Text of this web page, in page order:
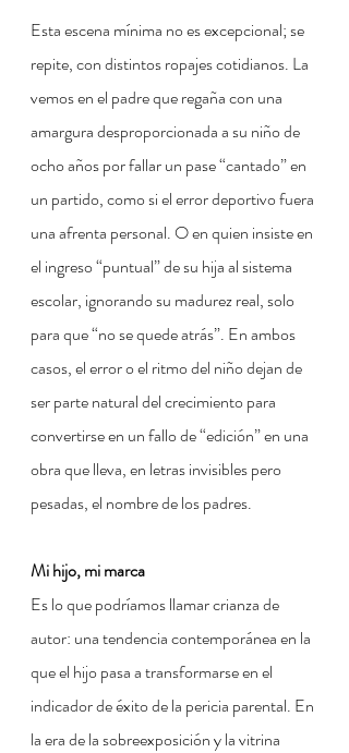
Esta escena mínima no es excepcional; se
repite, con distintos ropajes cotidianos. La
vemos en el padre que regaña con una
amargura desproporcionada a su niño de
ocho años por fallar un pase “cantado” en
un partido, como si el error deportivo fuera
una afrenta personal. O en quien insiste en
el ingreso “puntual” de su hija al sistema
escolar, ignorando su madurez real, solo
para que “no se quede atrás”. En ambos
casos, el error o el ritmo del niño dejan de
ser parte natural del crecimiento para
convertirse en un fallo de “edición” en una
obra que lleva, en letras invisibles pero
pesadas, el nombre de los padres.
Mi hijo, mi marca
Es lo que podríamos llamar crianza de
autor: una tendencia contemporánea en la
que el hijo pasa a transformarse en el
indicador de éxito de la pericia parental. En
la era de la sobreexposición y la vitrina